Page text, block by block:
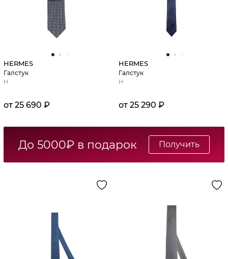
HERMES
Галстук
H
от 25 690 ₽
HERMES
Галстук
H
от 25 290 ₽
До 5000₽ в подарок Получить